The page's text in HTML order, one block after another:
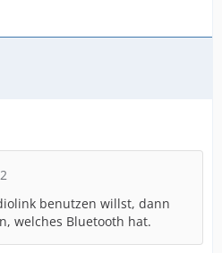
benutzen willst, dann
welches Bluetooth hat.